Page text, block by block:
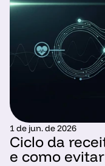
1 de jun. de 2026
Ciclo da
e como